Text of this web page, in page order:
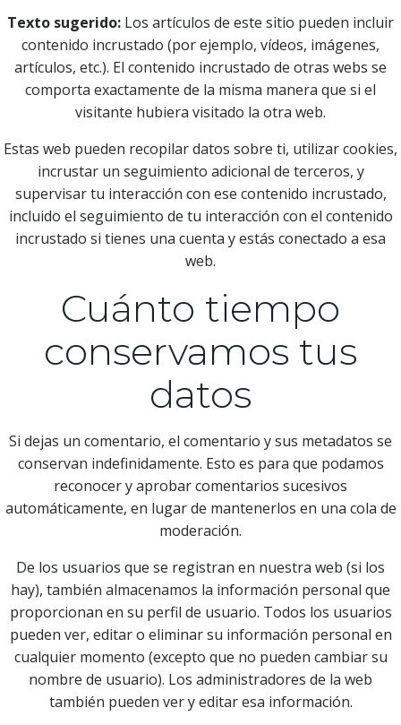
Texto sugerido: Los artículos de este sitio pueden incluir
contenido incrustado (por ejemplo, vídeos, imágenes,
artículos, etc.). El contenido incrustado de otras webs se
comporta exactamente de la misma manera que si el
visitante hubiera visitado la otra web.
Estas web pueden recopilar datos sobre ti, utilizar cookies,
incrustar un seguimiento adicional de terceros, y
supervisar tu interacción con ese contenido incrustado,
incluido el seguimiento de tu interacción con el contenido
incrustado si tienes una cuenta y estás conectado a esa
web.
Cuánto tiempo
conservamos tus
datos
Si dejas un comentario, el comentario y sus metadatos se
conservan indefinidamente. Esto es para que podamos
reconocer y aprobar comentarios sucesivos
automáticamente, en lugar de mantenerlos en una cola de
moderación.
De los usuarios que se registran en nuestra web (si los
hay), también almacenamos la información personal que
proporcionan en su perfil de usuario. Todos los usuarios
pueden ver, editar o eliminar su información personal en
cualquier momento (excepto que no pueden cambiar su
nombre de usuario). Los administradores de la web
también pueden ver y editar esa información.